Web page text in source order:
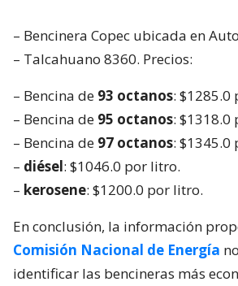
– Bencinera Copec ubicada en
– Talcahuano 8360. Precios:
– Bencina de 93 octanos: $1285.0
– Bencina de 95 octanos: $1318.0
– Bencina de 97 octanos: $1345.0
– diésel: $1046.0 por litro.
– kerosene: $1200.0 por litro.
En conclusión, la información
Comisión Nacional de Energía
identificar las bencineras más